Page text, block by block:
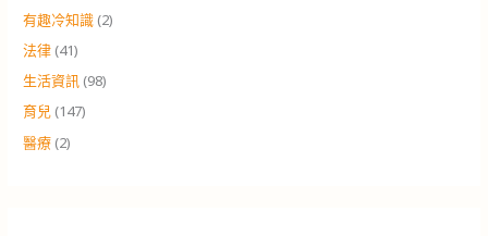
有趣冷知識 (2)
法律 (41)
生活資訊 (98)
育兒 (147)
醫療 (2)